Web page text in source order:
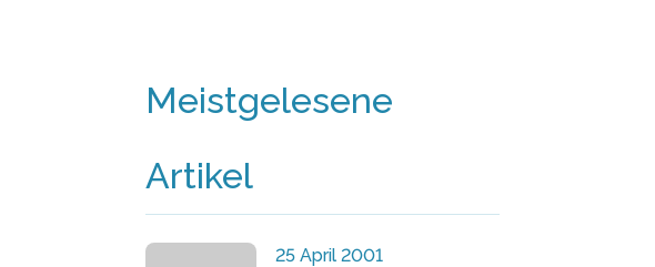
Meistgelesene
Artikel
25 April 2001